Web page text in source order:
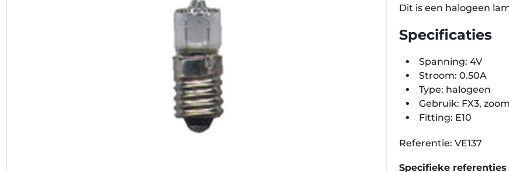
Dit is een halogeen
Specificaties
Spanning: 4V
Stroom: 0.50A
Type: halogeen
Gebruik: FX3, zoom
Fitting: E10
Referentie: VE137
Specifieke referenties